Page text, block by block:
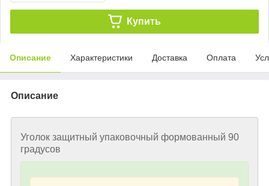
Купить
Описание Характеристики Доставка Оплата
Описание
Уголок защитный упаковочный формованный 90
градусов